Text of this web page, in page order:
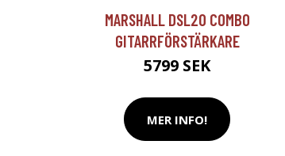
MARSHALL DSL20 COMBO
GITARRFÖRSTÄRKARE
5799 SEK
MER INFO!